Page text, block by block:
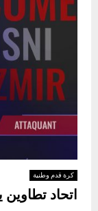
كرة قدم وطنية
اتحاد